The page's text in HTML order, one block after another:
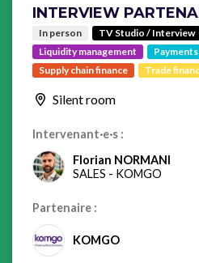
INTERVIEW
In person
TV Studio / Interview
Liquidity management
Payments
Supply chain finance
Trade
Silent room
Intervenant·e·s :
Florian NORMANI
SALES - KOMGO
Partenaire :
KOMGO